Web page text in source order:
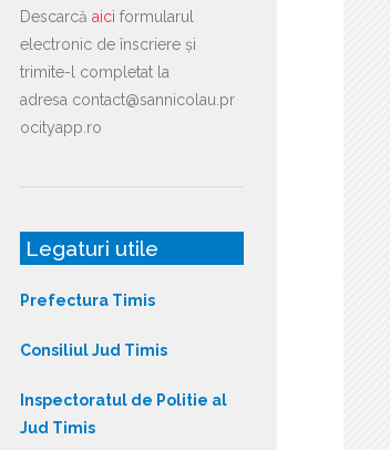
Descarcă aici formularul
electronic de înscriere și
trimite-l completat la
adresa contact@sannicolau.pr
ocityapp.ro
Legaturi utile
Prefectura Timis
Consiliul Jud Timis
Inspectoratul de Politie al
Jud Timis